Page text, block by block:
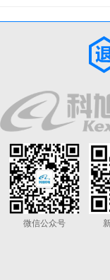
微信公众号